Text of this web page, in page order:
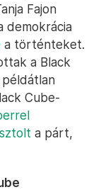
Fajon
demokrácia
a történteket.
a Black
Cube-
a párt,